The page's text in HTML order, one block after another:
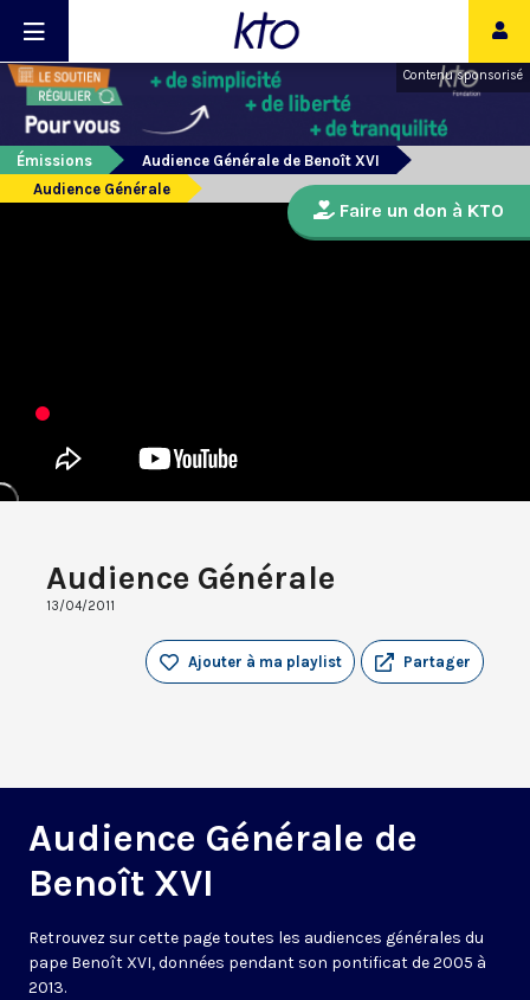
Contenu sponsorisé
Émissions
Audience Générale de Benoît XVI
Audience Générale
Audience Générale
13/04/2011
Partager
Ajouter à ma playlist
Audience Générale de
Benoît XVI
Retrouvez sur cette page toutes les audiences générales du
pape Benoît XVI, données pendant son pontificat de 2005 à
2013.
Faire un don à KTO